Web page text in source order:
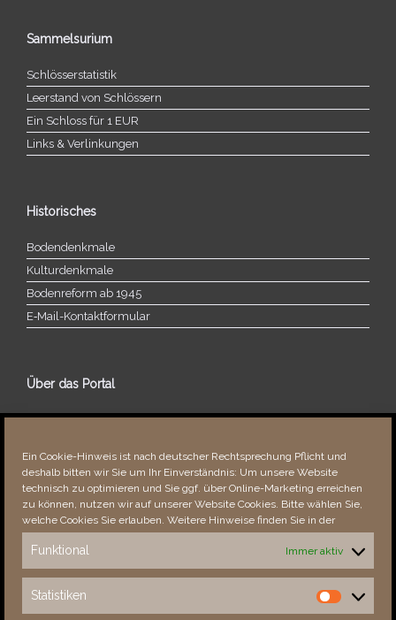
Ein Cookie-Hinweis ist nach deutscher Rechtsprechung Pflicht und
deshalb bitten wir Sie um Ihr Einverständnis: Um unsere Website
technisch zu optimieren und Sie ggf. über Online-Marketing erreichen
zu können, nutzen wir auf unserer Website Cookies. Bitte wählen Sie,
welche Cookies Sie erlauben. Weitere Hinweise finden Sie in der
Funktional Immer aktiv
Statistiken
Statistiken
Sammelsurium
Schlösserstatistik
Leerstand von Schlössern
Ein Schloss für 1 EUR
Links & Verlinkungen
Historisches
Bodendenkmale
Kulturdenkmale
Bodenreform ab 1945
E‑Mail-​​Kontaktformular
Über das Portal
Über dieses Portal
Fehler bemerkt?
Besucher seit 08/​2021